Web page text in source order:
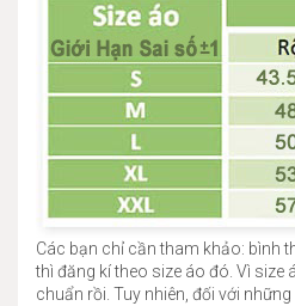
Các bạn chỉ cần tham khảo: bình
thì đăng kí theo size áo đó. Vì size
chuẩn rồi. Tuy nhiên, đối với